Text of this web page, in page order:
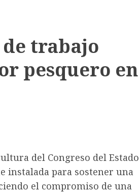
de trabajo
pesquero en
del Congreso del Estado
instalada para sostener una
el compromiso de una